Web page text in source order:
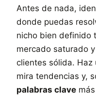
Antes de nada,
donde puedas
nicho bien definido
mercado saturado
clientes sólida. Haz
mira tendencias y,
palabras clave